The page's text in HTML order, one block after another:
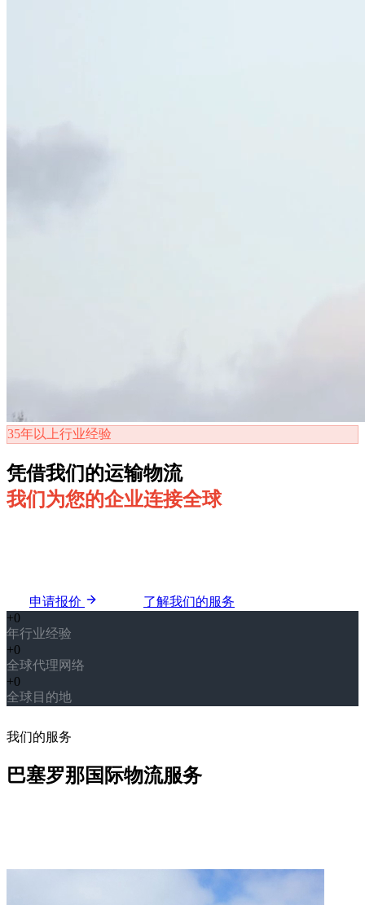
35年以上行业经验
凭借我们的运输物流
我们为您的企业连接全球
申请报价
了解我们的服务
+0
年行业经验
+0
全球代理网络
+0
全球目的地
我们的服务
巴塞罗那国际物流服务